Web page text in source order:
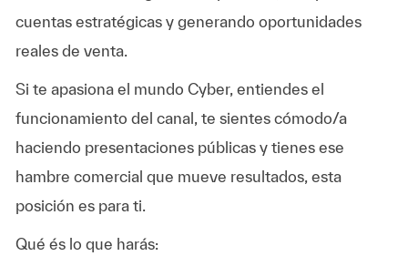
cuentas estratégicas y generando oportunidades
reales de venta.
Si te apasiona el mundo Cyber, entiendes el
funcionamiento del canal, te sientes cómodo/a
haciendo presentaciones públicas y tienes ese
hambre comercial que mueve resultados, esta
posición es para ti.
Qué és lo que harás: